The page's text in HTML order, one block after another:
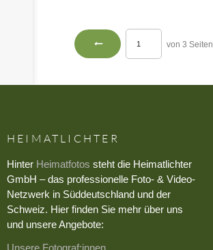
von 3 Seiten
HEIMATLICHTER
Hinter Heimatfotos steht die Heimatlichter
GmbH – das professionelle Foto- & Video-
Netzwerk in Süddeutschland und der
Schweiz. Hier finden Sie mehr über uns
und unsere Angebote: